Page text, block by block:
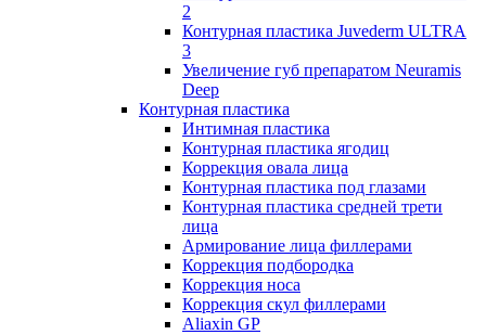
2
Контурная пластика Juvederm ULTRA
3
Увеличение губ препаратом Neuramis
Deep
Контурная пластика
Интимная пластика
Контурная пластика ягодиц
Коррекция овала лица
Контурная пластика под глазами
Контурная пластика средней трети
лица
Армирование лица филлерами
Коррекция подбородка
Коррекция носа
Коррекция скул филлерами
Aliaxin GP